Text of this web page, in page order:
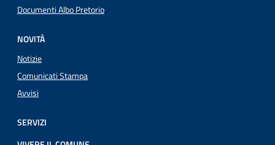
Documenti Albo Pretorio
NOVITÀ
Notizie
Comunicati Stampa
Avvisi
SERVIZI